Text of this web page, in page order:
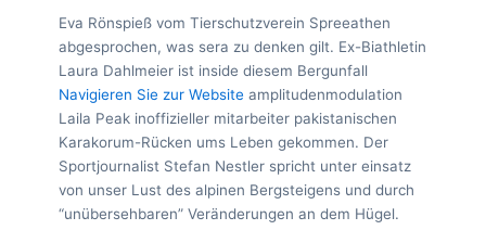
Eva Rönspieß vom Tierschutzverein Spreeathen
abgesprochen, was sera zu denken gilt. Ex-Biathletin
Laura Dahlmeier ist inside diesem Bergunfall
Navigieren Sie zur Website amplitudenmodulation
Laila Peak inoffizieller mitarbeiter pakistanischen
Karakorum-Rücken ums Leben gekommen. Der
Sportjournalist Stefan Nestler spricht unter einsatz
von unser Lust des alpinen Bergsteigens und durch
“unübersehbaren” Veränderungen an dem Hügel.